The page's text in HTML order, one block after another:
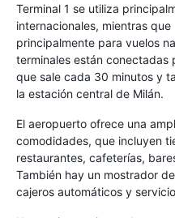
Terminal 1 se utiliza
internacionales, mientras que
principalmente para vuelos
terminales están conectadas
que sale cada 30 minutos y
la estación central de Milán.
El aeropuerto ofrece una
comodidades, que incluyen
restaurantes, cafeterías,
También hay un mostrador
cajeros automáticos y